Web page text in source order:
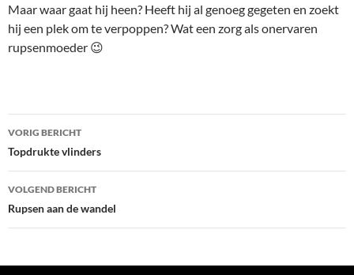
Maar waar gaat hij heen? Heeft hij al genoeg gegeten en zoekt
hij een plek om te verpoppen? Wat een zorg als onervaren
rupsenmoeder 😉
Bericht
navigatie
VORIG BERICHT
Topdrukte vlinders
VOLGEND BERICHT
Rupsen aan de wandel